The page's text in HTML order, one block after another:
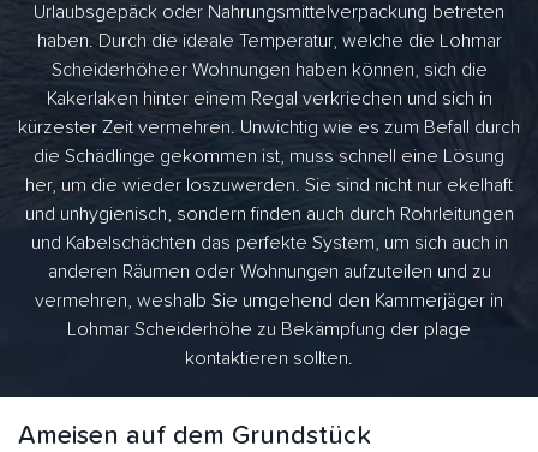
Urlaubsgepäck oder Nahrungsmittelverpackung betreten
haben. Durch die ideale Temperatur, welche die Lohmar
Scheiderhöheer Wohnungen haben können, sich die
Kakerlaken hinter einem Regal verkriechen und sich in
kürzester Zeit vermehren. Unwichtig wie es zum Befall durch
die Schädlinge gekommen ist, muss schnell eine Lösung
her, um die wieder loszuwerden. Sie sind nicht nur ekelhaft
und unhygienisch, sondern finden auch durch Rohrleitungen
und Kabelschächten das perfekte System, um sich auch in
anderen Räumen oder Wohnungen aufzuteilen und zu
vermehren, weshalb Sie umgehend den Kammerjäger in
Lohmar Scheiderhöhe zu Bekämpfung der plage
kontaktieren sollten.
Ameisen auf dem Grundstück